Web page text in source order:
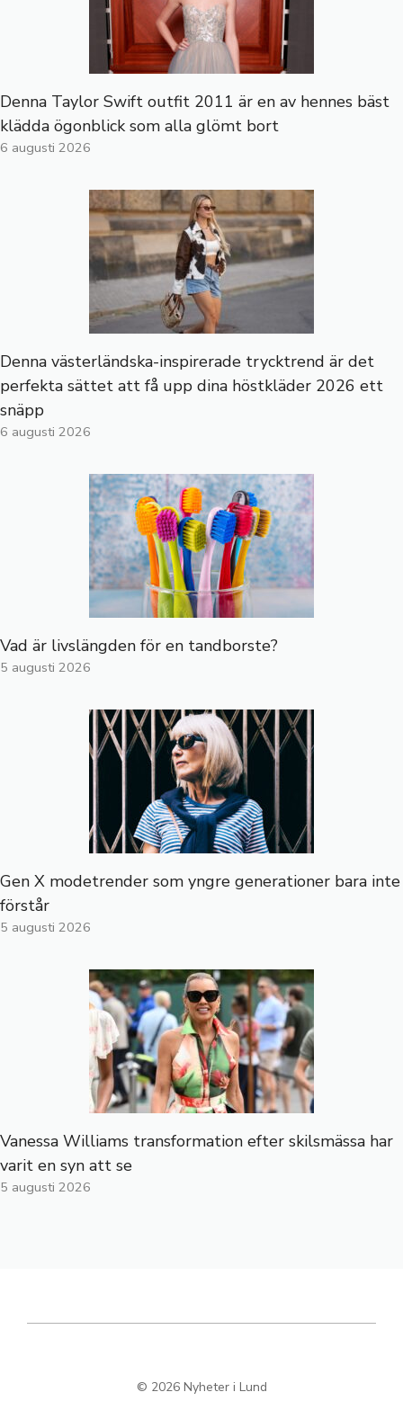
Denna Taylor Swift outfit 2011 är en av hennes bäst
klädda ögonblick som alla glömt bort
6 augusti 2026
Denna västerländska-inspirerade trycktrend är det
perfekta sättet att få upp dina höstkläder 2026 ett
snäpp
6 augusti 2026
Vad är livslängden för en tandborste?
5 augusti 2026
Gen X modetrender som yngre generationer bara inte
förstår
5 augusti 2026
Vanessa Williams transformation efter skilsmässa har
varit en syn att se
5 augusti 2026
© 2026 Nyheter i Lund